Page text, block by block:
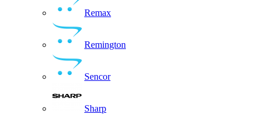
Remax
Remington
Sencor
Sharp